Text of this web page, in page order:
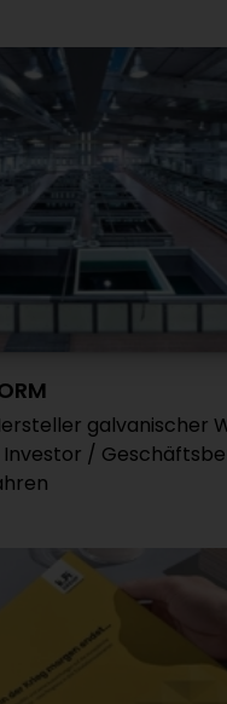
galvanischer
/